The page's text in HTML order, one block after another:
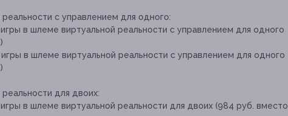
с управлением для одного:
в шлеме виртуальной реальности с управлением для одного
в шлеме виртуальной реальности с управлением для одного
для двоих:
в шлеме виртуальной реальности для двоих (984 руб. вместо